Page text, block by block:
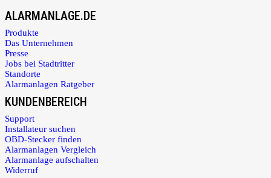
ALARMANLAGE.DE
Produkte
Das Unternehmen
Presse
Jobs bei Stadtritter
Standorte
Alarmanlagen Ratgeber
KUNDENBEREICH
Support
Installateur suchen
OBD-Stecker finden
Alarmanlagen Vergleich
Alarmanlage aufschalten
Widerruf